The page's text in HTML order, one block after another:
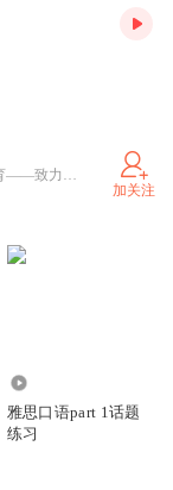
前识云课堂每时每刻陪伴你成长！前识教育——致力于提供标化学术水平和语言能力考试培训
加关注
雅思口语part 1话题
练习